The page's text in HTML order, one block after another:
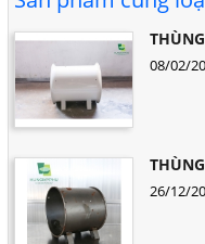
08/02/
26/12/